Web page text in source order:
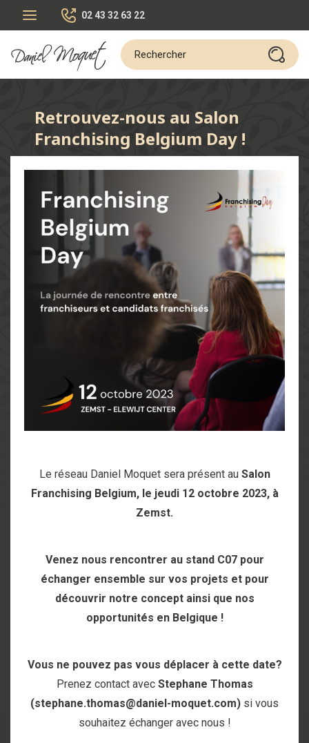
02 43 32 63 22
Retrouvez-nous au Salon
Franchising Belgium Day !
Le réseau Daniel Moquet sera présent au Salon
Franchising Belgium, le jeudi 12 octobre 2023, à
Zemst.
Venez nous rencontrer au stand C07 pour
échanger ensemble sur vos projets et pour
découvrir notre concept ainsi que nos
opportunités en Belgique !
Vous ne pouvez pas vous déplacer à cette date?
Prenez contact avec Stephane Thomas
(stephane.thomas@daniel-moquet.com) si vous
souhaitez échanger avec nous !